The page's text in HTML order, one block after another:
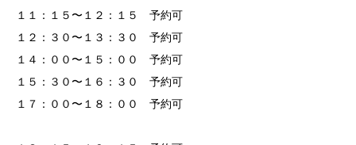
１１：１５〜１２：１５ 予約可
１２：３０〜１３：３０ 予約可
１４：００〜１５：００ 予約可
１５：３０〜１６：３０ 予約可
１７：００〜１８：００ 予約可